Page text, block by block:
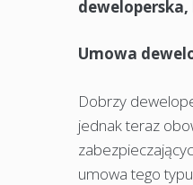
Umowa
Dobrzy
jednak teraz
umowa tego